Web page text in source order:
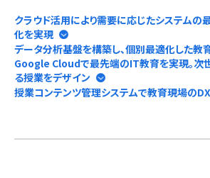
クラウド活用により需要に応じたシステムの
化を実現
データ分析基盤を構築し、個別最適化した教
Google Cloudで最先端のIT教育を実現。次
る授業をデザイン
授業コンテンツ管理システムで教育現場の